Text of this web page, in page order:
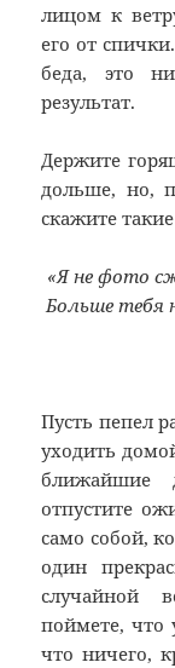
лицом к
его от
беда, это
результат.
Держите
дольше, но,
скажите
«Я не фото
Больше тебя
Пусть пепел
уходить
ближайшие
отпустите
само собой,
один
случайной
поймете,
что ничего,